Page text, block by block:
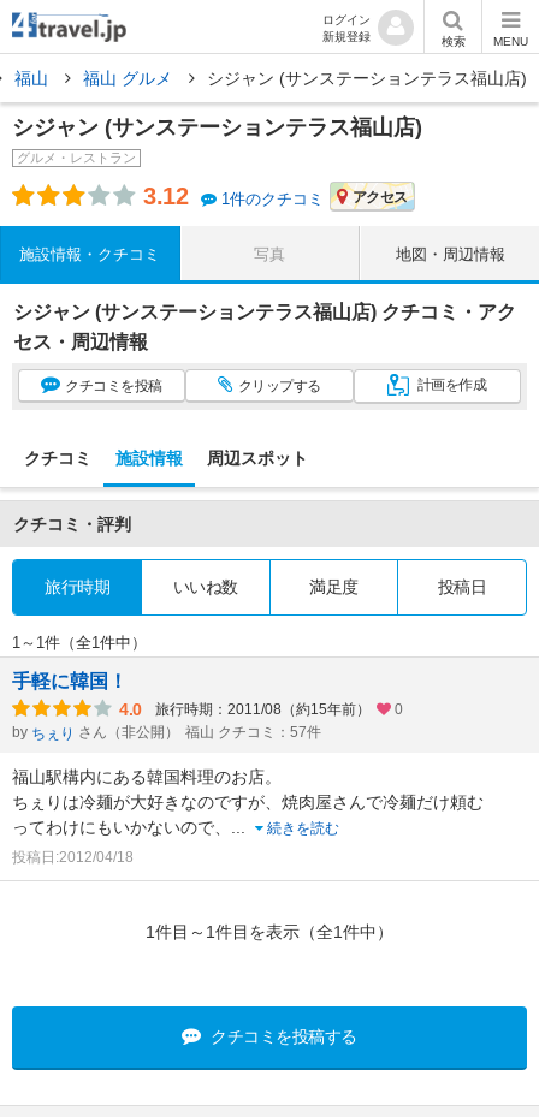
ログイン
新規登録
検索 MENU
福山 福山 グルメ シジャン (サンステーションテラス福山店)
シジャン (サンステーションテラス福山店)
グルメ・レストラン
3.12 1件のクチコミ アクセス
施設情報・クチコミ 写真 地図・周辺情報
シジャン (サンステーションテラス福山店) クチコミ・アク
セス・周辺情報
クチコミ を投稿 クリップする 計画を作成
クチコミ 施設情報 周辺スポット
クチコミ・評判
旅行時期 いいね数 満足度 投稿日
1～1件（全1件中）
手軽に韓国！
4.0 旅行時期：2011/08（約15年前）
0
by ちぇり さん（非公開） 福山 クチコミ：57件
福山駅構内にある韓国料理のお店。
ちぇりは冷麺が大好きなのですが、焼肉屋さんで冷麺だけ頼む
ってわけにもいかないので、 ...
続きを読む
投稿日:2012/04/18
1件目～1件目を表示（全1件中）
クチコミを投稿する